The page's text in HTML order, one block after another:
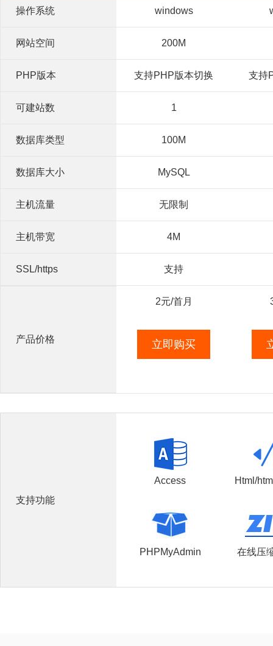
操作系统
网站空间
PHP版本
可建站数
数据库类型
数据库大小
主机流量
主机带宽
SSL/https
产品价格
windows
200M
支持PHP版本切换
1
100M
MySQL
无限制
4M
支持
2元/首月
立即购买
支持
支持功能
Access Html/
PHPMyAdmin 在线压